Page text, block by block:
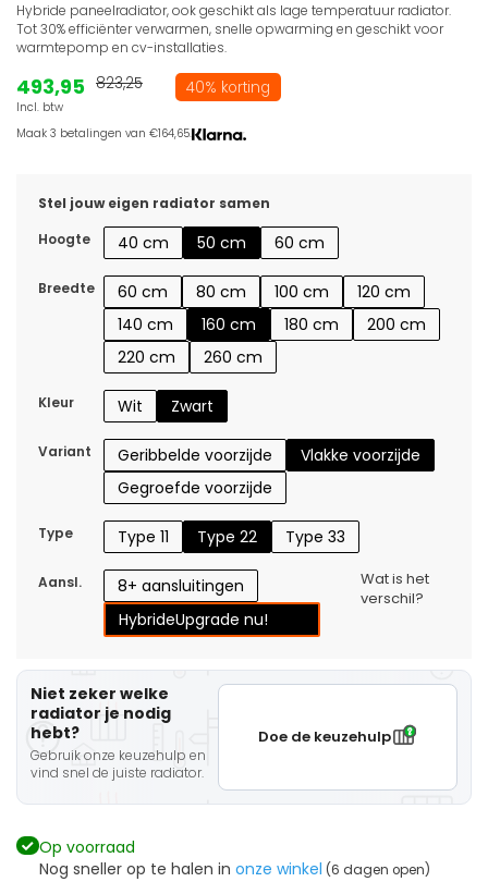
Hybride paneelradiator, ook geschikt als lage temperatuur radiator.
Tot 30% efficiënter verwarmen, snelle opwarming en geschikt voor
warmtepomp en cv-installaties.
493,95
Incl. btw
823,25 40% korting
Maak 3 betalingen van €164,65.
Stel jouw eigen radiator samen
Hoogte
40 cm 50 cm 60 cm
Breedte 60 cm 80 cm 100 cm
120 cm
140 cm
160 cm 180 cm
200 cm
220 cm
260 cm
Kleur Wit Zwart
Variant Geribbelde voorzijde
Vlakke voorzijde
Gegroefde voorzijde
Type Type 11 Type 22 Type 33
Aansl.
8+ aansluitingen
HybrideUpgrade nu!
Wat is het
verschil?
Niet zeker welke
radiator je nodig
hebt?
Gebruik onze keuzehulp en
vind snel de juiste radiator.
Doe de keuzehulp
Op voorraad
Nog sneller op te halen in onze winkel (6 dagen open)